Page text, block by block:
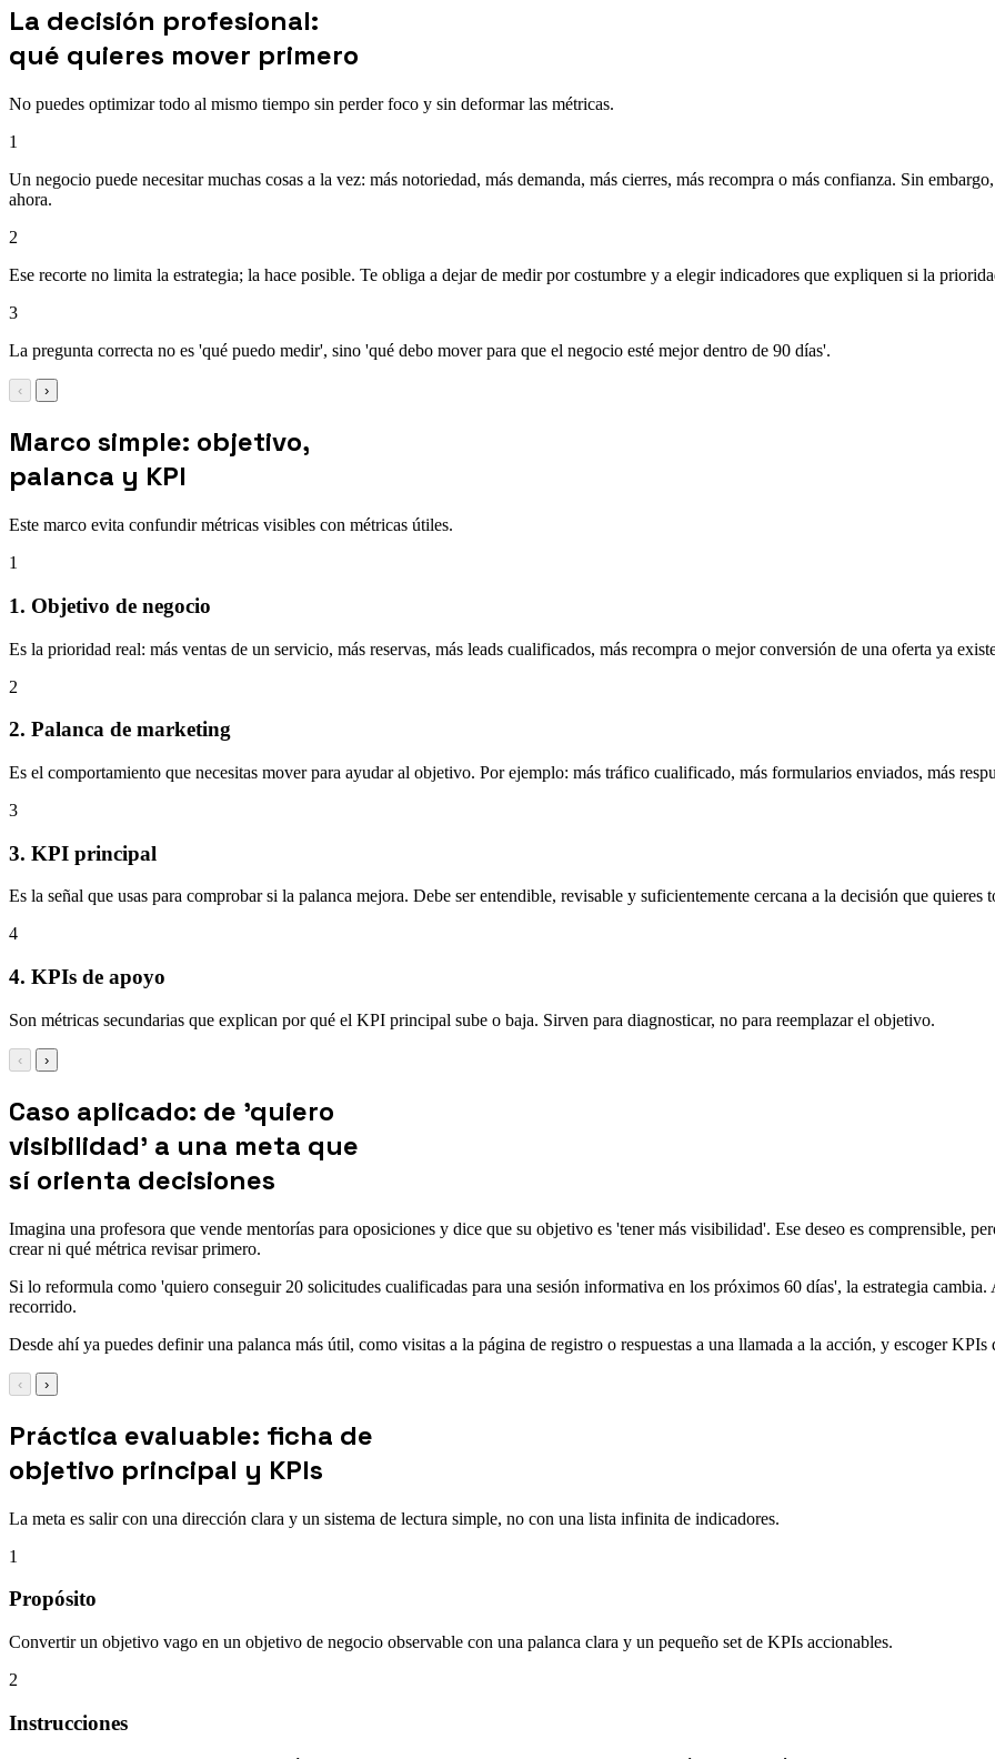
La decisión profesional:
qué quieres mover primero
No puedes optimizar todo al mismo tiempo sin perder foco y sin deformar las métricas.
1
Un negocio puede necesitar muchas cosas a la vez: más notoriedad, más demanda, más cierres, más recompra o más confianza. Sin
ahora.
2
Ese recorte no limita la estrategia; la hace posible. Te obliga a dejar de medir por costumbre y a elegir indicadores que expliquen si la
3
La pregunta correcta no es 'qué puedo medir', sino 'qué debo mover para que el negocio esté mejor dentro de 90 días'.
‹ ›
Marco simple: objetivo,
palanca y KPI
Este marco evita confundir métricas visibles con métricas útiles.
1
1. Objetivo de negocio
Es la prioridad real: más ventas de un servicio, más reservas, más leads cualificados, más recompra o mejor conversión de una oferta ya
2
2. Palanca de marketing
Es el comportamiento que necesitas mover para ayudar al objetivo. Por ejemplo: más tráfico cualificado, más formularios enviados, más
3
3. KPI principal
Es la señal que usas para comprobar si la palanca mejora. Debe ser entendible, revisable y suficientemente cercana a la decisión que quieres
4
4. KPIs de apoyo
Son métricas secundarias que explican por qué el KPI principal sube o baja. Sirven para diagnosticar, no para reemplazar el objetivo.
‹ ›
Caso aplicado: de 'quiero
visibilidad' a una meta que
sí orienta decisiones
Imagina una profesora que vende mentorías para oposiciones y dice que su objetivo es 'tener más visibilidad'. Ese deseo es comprensible,
crear ni qué métrica revisar primero.
Si lo reformula como 'quiero conseguir 20 solicitudes cualificadas para una sesión informativa en los próximos 60 días', la estrategia
recorrido.
Desde ahí ya puedes definir una palanca más útil, como visitas a la página de registro o respuestas a una llamada a la acción, y escoger
‹ ›
Práctica evaluable: ficha de
objetivo principal y KPIs
La meta es salir con una dirección clara y un sistema de lectura simple, no con una lista infinita de indicadores.
1
Propósito
Convertir un objetivo vago en un objetivo de negocio observable con una palanca clara y un pequeño set de KPIs accionables.
2
Instrucciones